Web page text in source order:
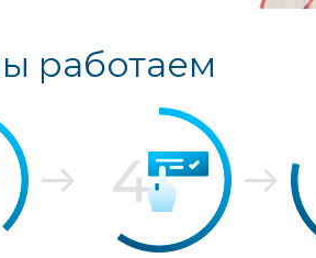
работаем